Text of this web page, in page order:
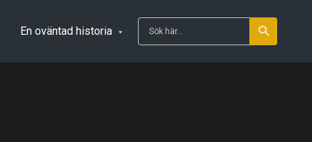
En oväntad historia